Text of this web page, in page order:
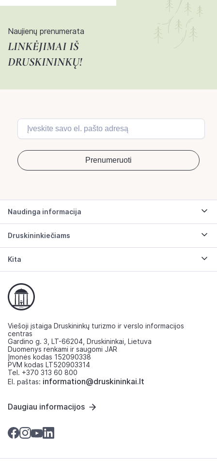
Naujienų prenumerata
LINKĖJIMAI IŠ
DRUSKININKŲ!
Naudinga informacija
Druskininkiečiams
Kita
Viešoji įstaiga Druskininkų turizmo ir verslo informacijos
centras
Gardino g. 3, LT-66204, Druskininkai, Lietuva
Duomenys renkami ir saugomi JAR
Įmonės kodas 152090338
PVM kodas LT520903314
Tel. +370 313 60 800
El. paštas: information@druskininkai.lt
Daugiau informacijos